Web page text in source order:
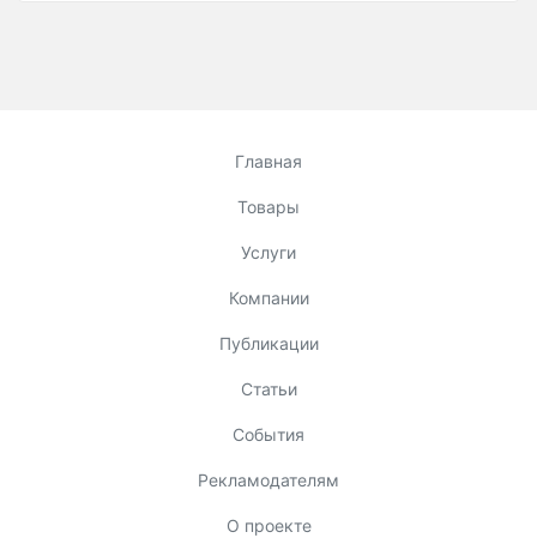
Главная
Товары
Услуги
Компании
Публикации
Статьи
События
Рекламодателям
О проекте